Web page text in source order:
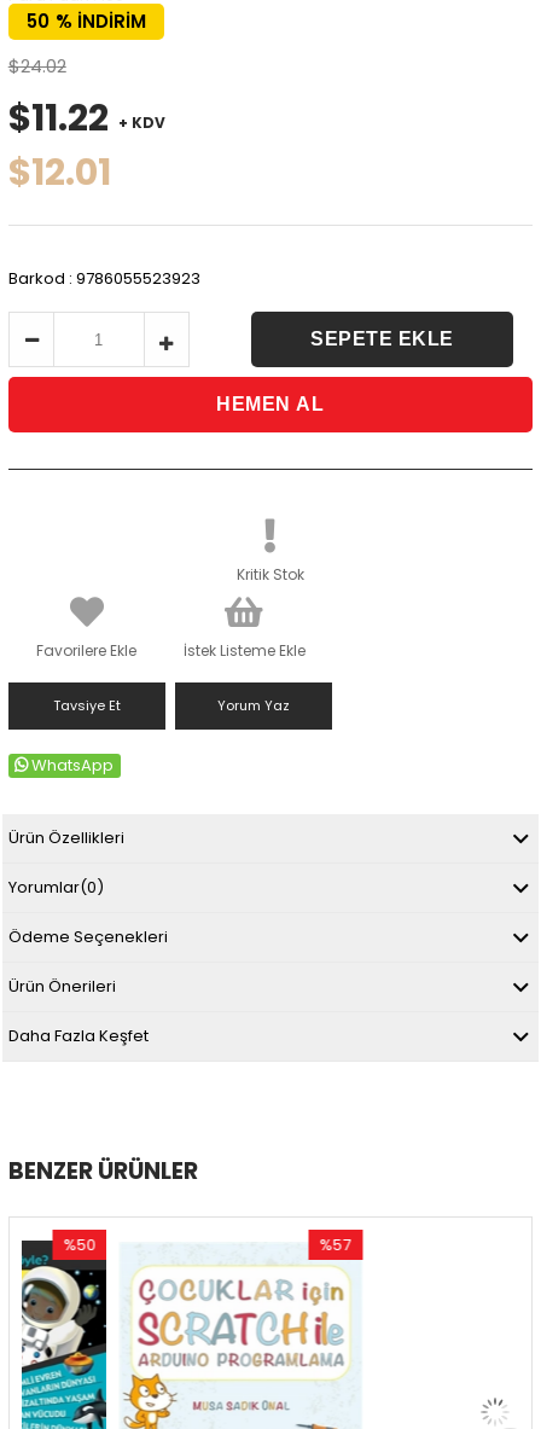
%
50
İNDIRIM
$24.02
$11.22 + KDV
$12.01
Barkod : 9786055523923
Kritik Stok
Favorilere Ekle İstek Listeme Ekle
Tavsiye Et Yorum Yaz
WhatsApp
Ürün Özellikleri
Yorumlar(0)
Ödeme Seçenekleri
Ürün Önerileri
Daha Fazla Keşfet
BENZER ÜRÜNLER
%50
%57
İndirim
%57İndirim